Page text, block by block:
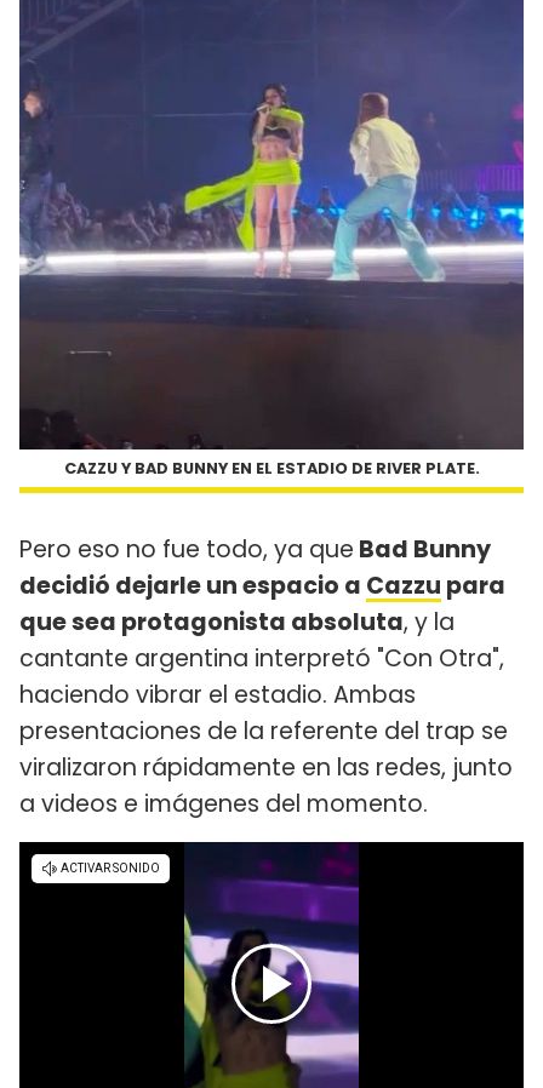
CAZZU Y BAD BUNNY EN EL ESTADIO DE RIVER PLATE.
Pero eso no fue todo, ya que Bad Bunny
decidió dejarle un espacio a Cazzu para
que sea protagonista absoluta, y la
cantante argentina interpretó "Con Otra",
haciendo vibrar el estadio. Ambas
presentaciones de la referente del trap se
viralizaron rápidamente en las redes, junto
a videos e imágenes del momento.